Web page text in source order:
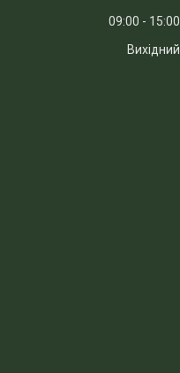
09:00
15:00
Вихідний